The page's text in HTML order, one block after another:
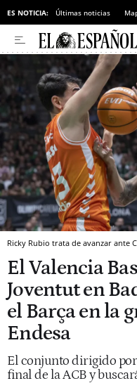
ES NOTICIA: Últimas noticias
Ricky Rubio trata de avanzar ante
El Valencia
Joventut en
el Barça en la
Endesa
El conjunto dirigido
final de la ACB y